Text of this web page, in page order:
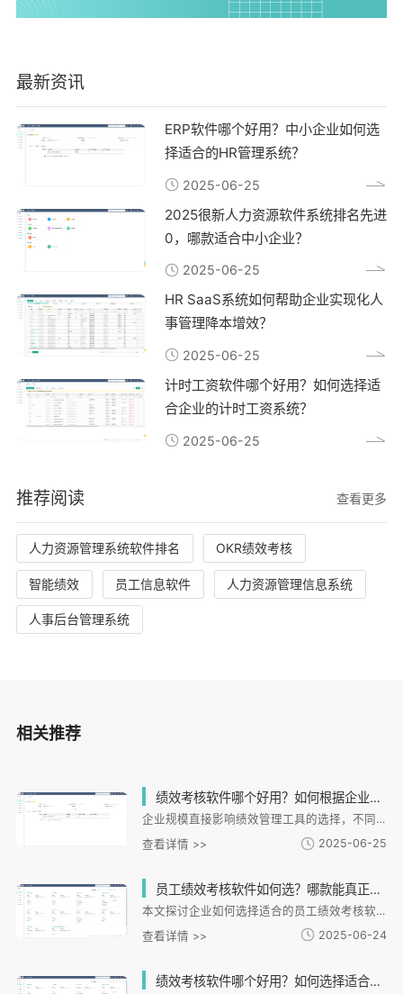
最新资讯
ERP软件哪个好用？中小企业如何选
择适合的HR管理系统？
2025-06-25
2025很新人力资源软件系统排名先进
0，哪款适合中小企业？
2025-06-25
HR SaaS系统如何帮助企业实现化人
事管理降本增效？
2025-06-25
计时工资软件哪个好用？如何选择适
合企业的计时工资系统？
2025-06-25
推荐阅读 查看更多
人力资源管理系统软件排名 OKR绩效考核
智能绩效 员工信息软件 人力资源管理信息系统
人事后台管理系统
相关推荐
绩效考核软件哪个好用？如何根据企业规模选择适合的绩效管理工具？
企业规模直接影响绩效管理工具的选择，不同发展阶段的企业需求各异：初创团队需要灵活配置，中小企业关注全流程管理，成长型企业侧重战略协同，大型企业则需化支持与数据分析。i人事等专业平台通过模块化设计满足差异化需求，提供目标对齐、多维评估、数据决策等核心功能。选型时应避免功能冗余、忽视合规等误区，通过实际案例验证工具适配性。科学的绩效管理能有效提升组织效能，建议企业结合自身规模和发展阶段选择匹配工具，实现战略与人才协同发展。
查看详情 >>
2025-06-25
员工绩效考核软件如何选？哪款能真正提升团队效率？
本文探讨企业如何选择适合的员工绩效考核软件，以应对传统考核方式的不足。文章指出选型需关注多维度考核设计、自动化实时性、数据整合分析等五大关键因素，并以i人事HR管理系统为例，详细分析其差异化绩效激励、数据可视化分析、考勤绩效协同等核心功能优势。通过重庆吉源餐饮等真实案例，展示系统如何帮助企业实现绩效管理标准化和效率提升。之后强调企业应选择与业务场景契合、具备数据闭环管理能力的系统，建议通过免费体验验证匹配度，构建可持续的人才发展体系。
查看详情 >>
2025-06-24
绩效考核软件哪个好用？如何选择适合企业的绩效考核系统？